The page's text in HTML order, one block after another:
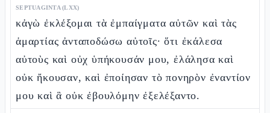
SEPTUAGINTA (LXX)
κἀγὼ ἐκλέξομαι τὰ ἐμπαίγματα αὐτῶν καὶ τὰς
ἁμαρτίας ἀνταποδώσω αὐτοῖς· ὅτι ἐκάλεσα
αὐτοὺς καὶ οὐχ ὑπήκουσάν μου, ἐλάλησα καὶ
οὐκ ἤκουσαν, καὶ ἐποίησαν τὸ πονηρὸν ἐναντίον
μου καὶ ἃ οὐκ ἐβουλόμην ἐξελέξαντο.